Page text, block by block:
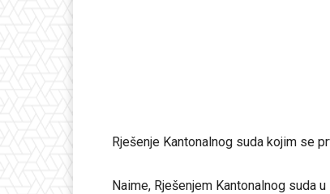
Rješenje Kantonalnog suda kojim se
Naime, Rješenjem Kantonalnog suda